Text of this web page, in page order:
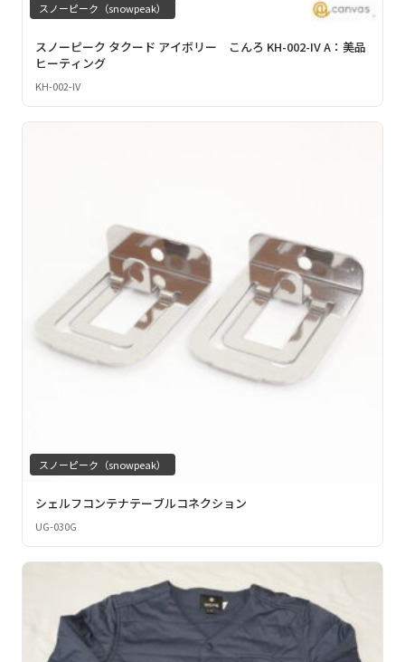
スノーピーク（snowpeak）
スノーピーク タクード アイボリー こんろ KH-002-IV A：美品
ヒーティング
KH-002-IV
スノーピーク（snowpeak）
シェルフコンテナテーブルコネクション
UG-030G